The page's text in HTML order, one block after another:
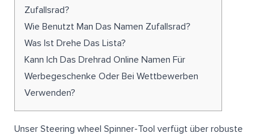
Zufallsrad?
Wie Benutzt Man Das Namen Zufallsrad?
Was Ist Drehe Das Lista?
Kann Ich Das Drehrad Online Namen Für
Werbegeschenke Oder Bei Wettbewerben
Verwenden?
Unser Steering wheel Spinner-Tool verfügt über robuste